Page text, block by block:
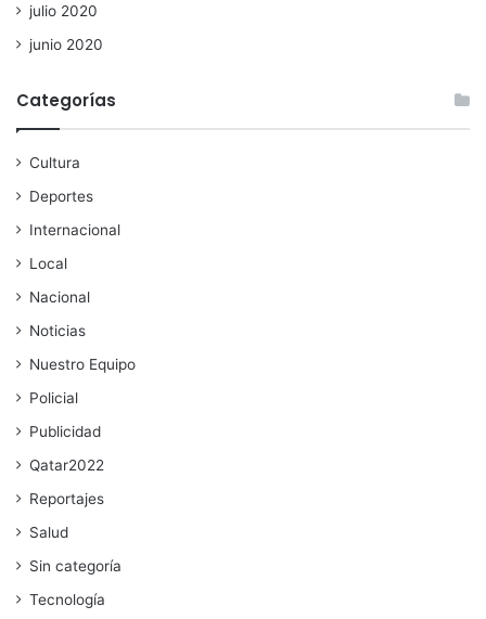
julio 2020
junio 2020
Categorías
Cultura
Deportes
Internacional
Local
Nacional
Noticias
Nuestro Equipo
Policial
Publicidad
Qatar2022
Reportajes
Salud
Sin categoría
Tecnología